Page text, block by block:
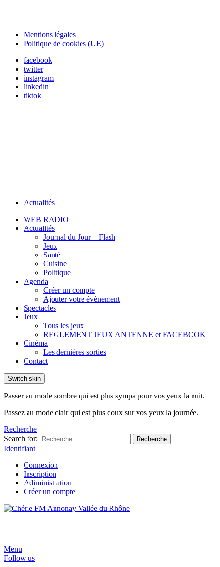
Mentions légales
Politique de cookies (UE)
facebook
twitter
instagram
linkedin
tiktok
Actualités
WEB RADIO
Actualités
Journal du Jour – Flash
Jeux
Santé
Cuisine
Politique
Agenda
Créer un compte
Ajouter votre évènement
Spectacles
Jeux
Tous les jeux
REGLEMENT JEUX ANTENNE et FACEBOOK
Cinéma
Les dernières sorties
Contact
Switch skin
Passer au mode sombre qui est plus sympa pour vos yeux la nuit.
Passez au mode clair qui est plus doux sur vos yeux la journée.
Recherche
Search for:
Recherche
Identifiant
Connexion
Inscription
Adiministration
Créer un compte
Menu
Follow us